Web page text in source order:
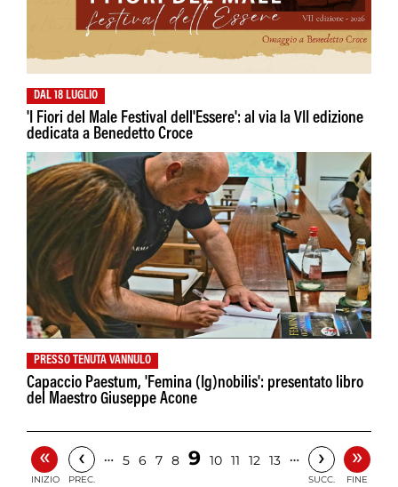
DAL 18 LUGLIO
'I Fiori del Male Festival dell'Essere': al via la VII edizione
dedicata a Benedetto Croce
PRESSO TENUTA VANNULO
Capaccio Paestum, 'Femina (Ig)nobilis': presentato libro
del Maestro Giuseppe Acone
«
INIZIO
‹
PREC.
… 5 6 7 8 9 10 11 12 13 … ›
SUCC.
»
FINE